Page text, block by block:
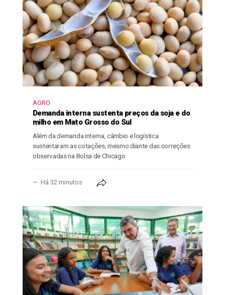
AGRO
Demanda interna sustenta preços da soja e do
milho em Mato Grosso do Sul
Além da demanda interna, câmbio e logística
sustentaram as cotações, mesmo diante das correções
observadas na Bolsa de Chicago
Há 32 minutos